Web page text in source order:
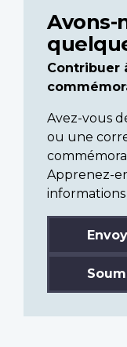
Avons-
Contribuer
Avez-vous
ou une
Apprenez-